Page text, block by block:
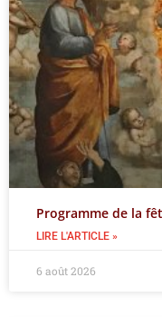
Programme de la
LIRE L'ARTICLE »
6 août 2026